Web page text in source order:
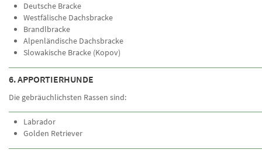
Deutsche Bracke
Westfälische Dachsbracke
Brandlbracke
Alpenländische Dachsbracke
Slowakische Bracke (Kopov)
6. APPORTIERHUNDE
Die gebräuchlichsten Rassen sind:
Labrador
Golden Retriever